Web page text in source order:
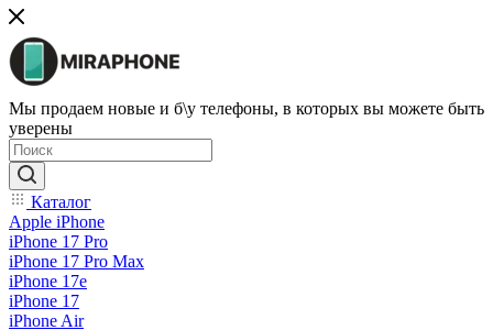
Мы продаем новые и б\у телефоны, в которых вы можете быть
уверены
Каталог
Apple iPhone
iPhone 17 Pro
iPhone 17 Pro Max
iPhone 17e
iPhone 17
iPhone Air